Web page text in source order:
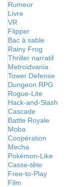
Rumeur
Livre
VR
Flipper
Bac à sable
Rainy Frog
Thriller narratif
Metroidvania
Tower Defense
Dungeon RPG
Rogue-Lite
Hack-and-Slash
Cascade
Battle Royale
Moba
Coopération
Mecha
Pokémon-Like
Casse-tête
Free-to-Play
Film